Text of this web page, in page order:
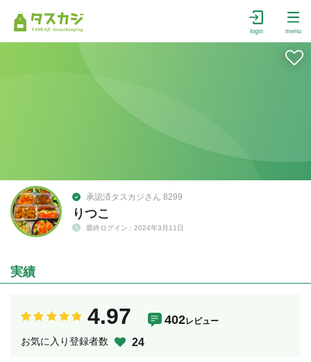
login menu
承認済タスカジさん 8299
りつこ
最終ログイン : 2024年3月11日
実績
4.97 402レビュー
お気に入り登録者数 24